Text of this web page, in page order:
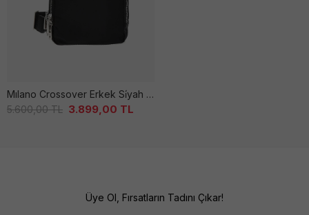
Mılano Crossover Erkek Si̇yah Çanta
5.600,00TL 3.899,00 TL
Üye Ol, Fırsatların Tadını Çıkar!